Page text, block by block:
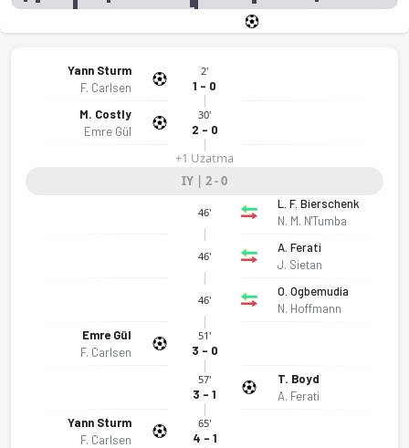
Yann Sturm
F. Carlsen
2'
1 - 0
M. Costly
Emre Gül
30'
2 - 0
+1 Uzatma
IY | 2 - 0
46'
L. F. Bierschenk
N. M. N'Tumba
46'
A. Ferati
J. Sietan
46'
O. Ogbemudia
N. Hoffmann
Emre Gül
F. Carlsen
51'
3 - 0
57'
3 - 1
T. Boyd
A. Ferati
Yann Sturm
F. Carlsen
65'
4 - 1